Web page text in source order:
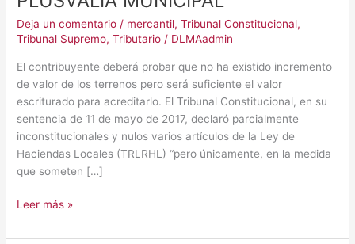
Deja un comentario / mercantil,Tribunal Constitucional,
Tribunal Supremo,Tributario / DLMAadmin
El contribuyente deberá probar que no ha existido incremento
de valor de los terrenos pero será suficiente el valor
escriturado para acreditarlo. El Tribunal Constitucional, en su
sentencia de 11 de mayo de 2017, declaró parcialmente
inconstitucionales y nulos varios artículos de la Ley de
Haciendas Locales (TRLRHL) “pero únicamente, en la medida
que someten […]
Leer más »